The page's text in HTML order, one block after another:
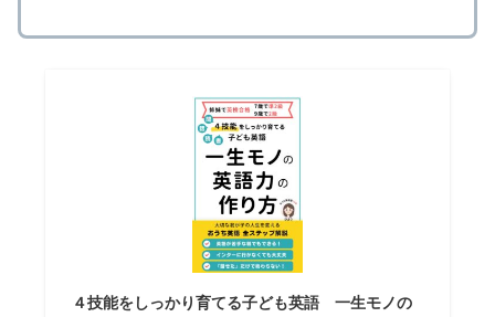
４技能をしっかり育てる子ども英語 一生モノの